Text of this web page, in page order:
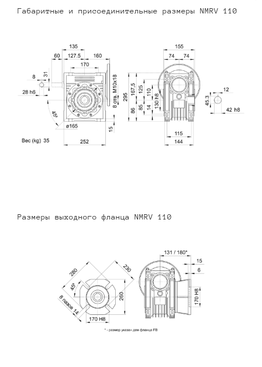
Габаритные и присоединительные размеры NMRV 110
Размеры выходного фланца NMRV 110